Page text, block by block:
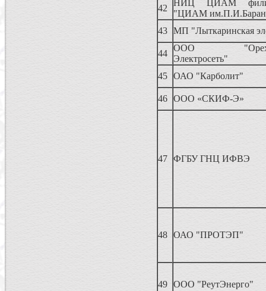
42
НИЦ ЦИАМ
"ЦИАМ
43 МП "Лыткаринская
44
ООО "Орехово-
Электросеть"
45 ОАО "Карболит"
46 ООО «СКИФ-Э»
47 ФГБУ ГНЦ ИФВЭ
48 ОАО "ПРОТЭП"
49 ООО "РеутЭнерго"